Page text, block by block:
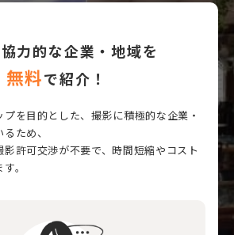
力的な企業・地域を
無料で紹介！
を目的とした、撮影に積極的な企業・
ため、
許可交渉が不要で、時間短縮やコスト
。